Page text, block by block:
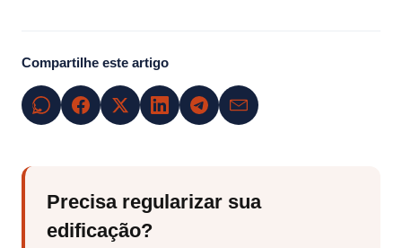
Compartilhe este artigo
Precisa regularizar sua
edificação?